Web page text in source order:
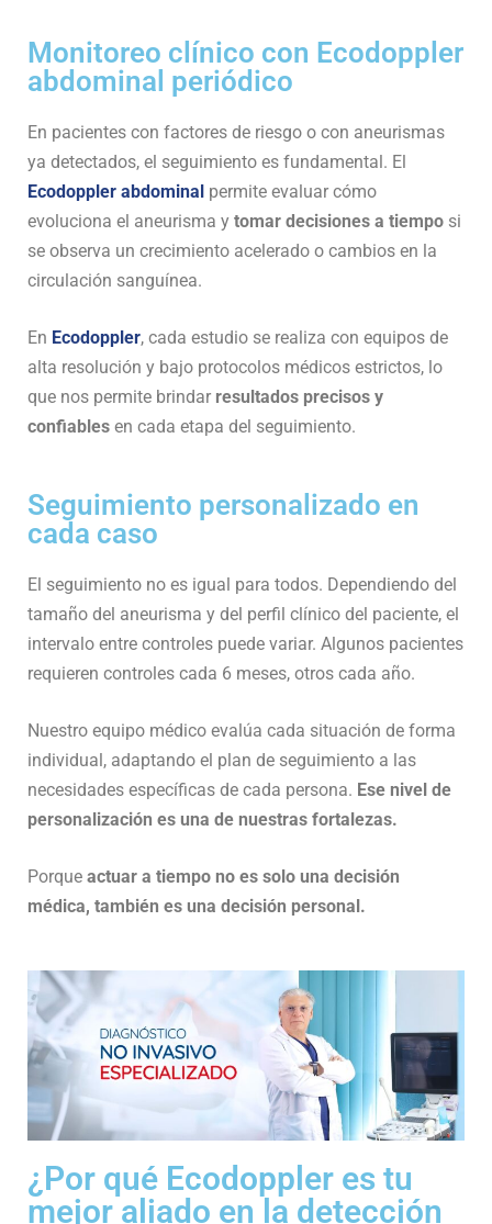
Monitoreo clínico con Ecodoppler
abdominal periódico
En pacientes con factores de riesgo o con aneurismas
ya detectados, el seguimiento es fundamental. El
Ecodoppler abdominal permite evaluar cómo
evoluciona el aneurisma y tomar decisiones a tiempo si
se observa un crecimiento acelerado o cambios en la
circulación sanguínea.
En Ecodoppler, cada estudio se realiza con equipos de
alta resolución y bajo protocolos médicos estrictos, lo
que nos permite brindar resultados precisos y
confiables en cada etapa del seguimiento.
Seguimiento personalizado en
cada caso
El seguimiento no es igual para todos. Dependiendo del
tamaño del aneurisma y del perfil clínico del paciente, el
intervalo entre controles puede variar. Algunos pacientes
requieren controles cada 6 meses, otros cada año.
Nuestro equipo médico evalúa cada situación de forma
individual, adaptando el plan de seguimiento a las
necesidades específicas de cada persona. Ese nivel de
personalización es una de nuestras fortalezas.
Porque actuar a tiempo no es solo una decisión
médica, también es una decisión personal.
¿Por qué Ecodoppler es tu
mejor aliado en la detección